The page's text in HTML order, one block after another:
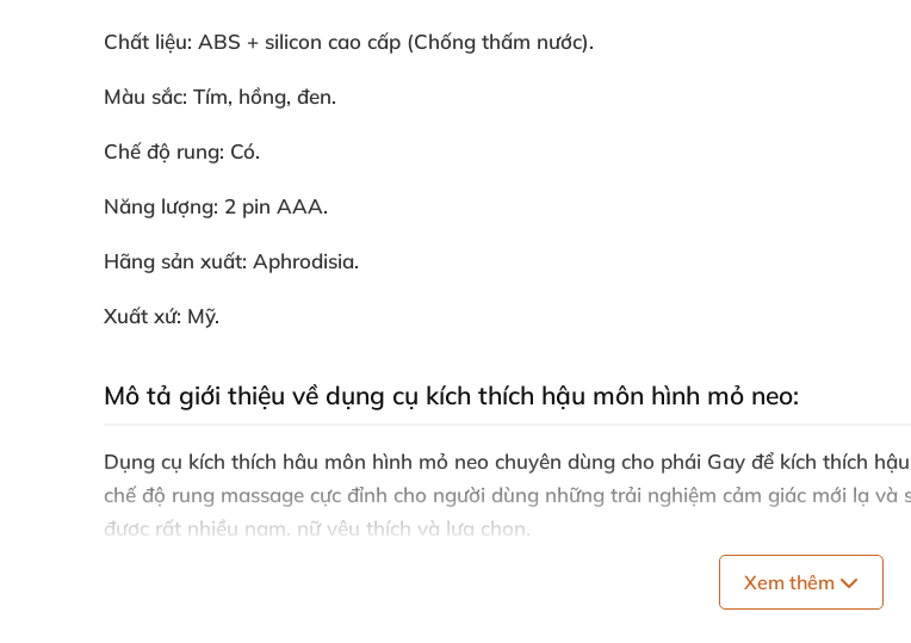
Chất liệu: ABS + silicon cao cấp (Chống thấm nước).
Màu sắc: Tím, hồng, đen.
Chế độ rung: Có.
Năng lượng: 2 pin AAA.
Hãng sản xuất: Aphrodisia.
Xuất xứ: Mỹ.
Mô tả giới thiệu về dụng cụ kích thích hậu môn hình mỏ neo:
Dụng cụ kích thích hâu môn hình mỏ neo chuyên dùng cho phái Gay để kích thích
chế độ rung massage cực đỉnh cho người dùng những trải nghiệm cảm giác mới lạ và
được rất nhiều nam, nữ yêu thích và lựa chọn.
của tổng cộng 10 tần số rung từ nhẹ đến mạnh
bởi lớp silicon cao cấp có siêu mềm mịnvà có độ
Xem thêm